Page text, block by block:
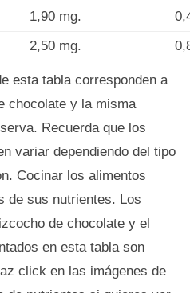
1,90 mg.
2,50 mg.
esta tabla corresponden a
chocolate y la misma
Recuerda que los
variar dependiendo del tipo
Cocinar los alimentos
de sus nutrientes. Los
de chocolate y el
en esta tabla son
click en las imágenes de